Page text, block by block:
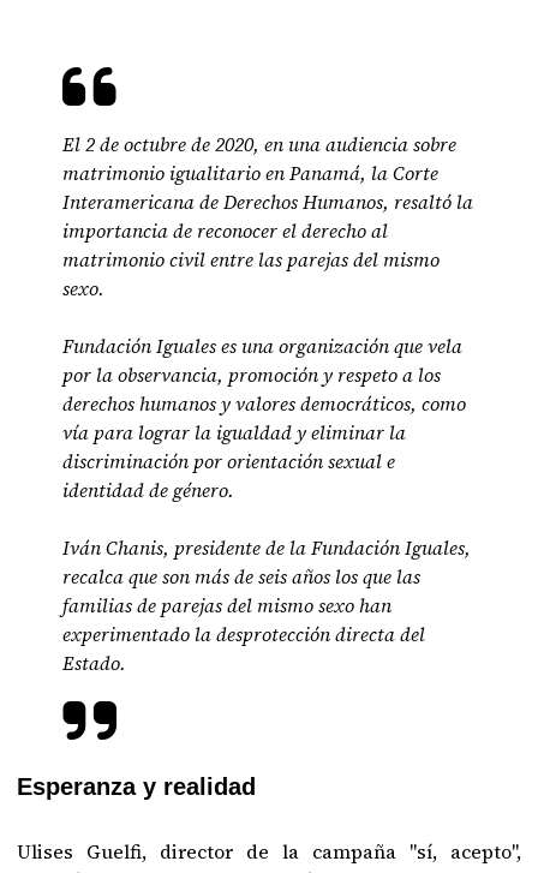
El 2 de octubre de 2020, en una audiencia sobre
matrimonio igualitario en Panamá, la Corte
Interamericana de Derechos Humanos, resaltó la
importancia de reconocer el derecho al
matrimonio civil entre las parejas del mismo
sexo.
Fundación Iguales es una organización que vela
por la observancia, promoción y respeto a los
derechos humanos y valores democráticos, como
vía para lograr la igualdad y eliminar la
discriminación por orientación sexual e
identidad de género.
Iván Chanis, presidente de la Fundación Iguales,
recalca que son más de seis años los que las
familias de parejas del mismo sexo han
experimentado la desprotección directa del
Estado.
Esperanza y realidad
Ulises Guelfi, director de la campaña "sí, acepto",